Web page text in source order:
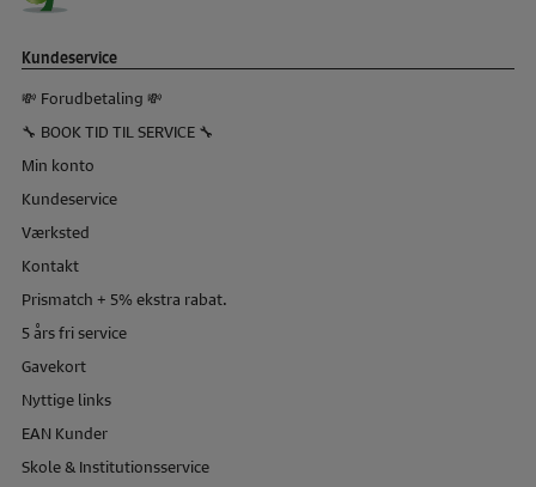
Kundeservice
💸 Forudbetaling 💸
🔧 BOOK TID TIL SERVICE 🔧
Min konto
Kundeservice
Værksted
Kontakt
Prismatch + 5% ekstra rabat.
5 års fri service
Gavekort
Nyttige links
EAN Kunder
Skole & Institutionsservice